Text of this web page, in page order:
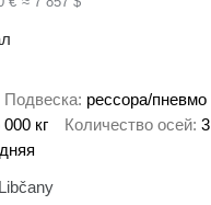
Подвеска рессора/пневмо
кг Количество осей 3